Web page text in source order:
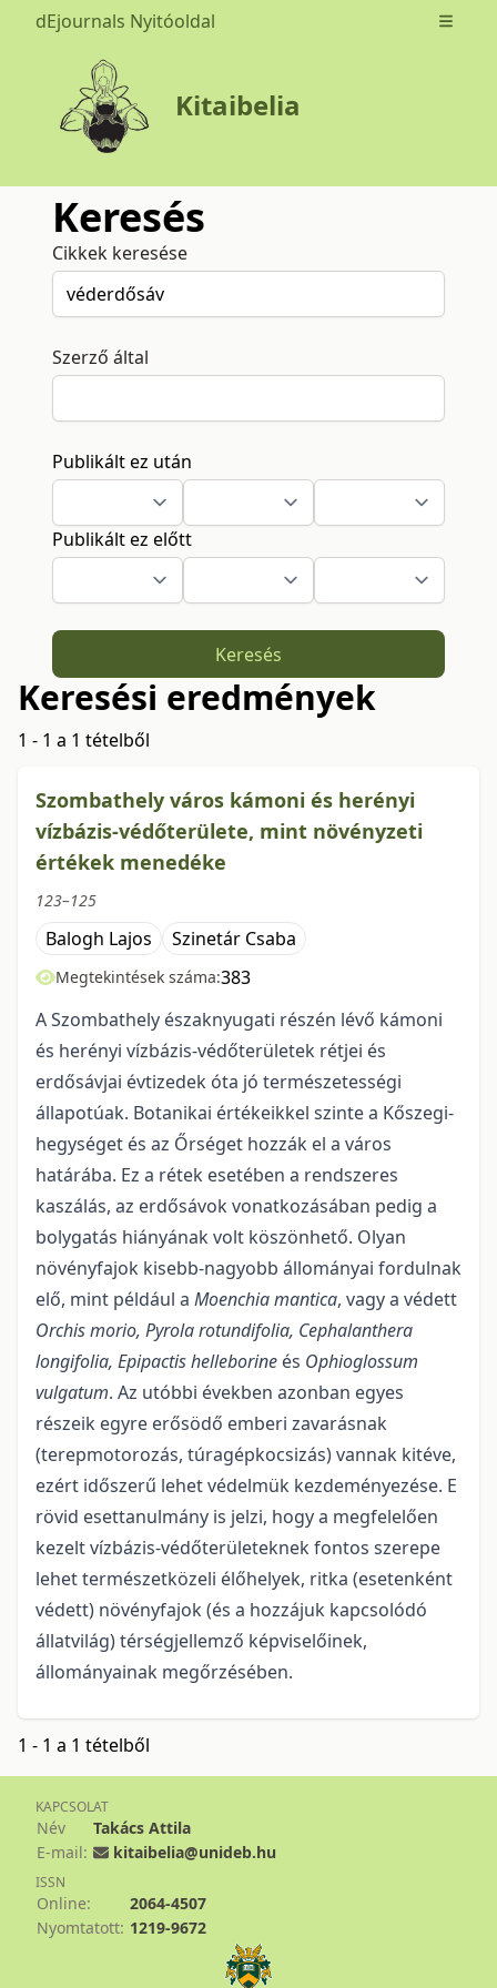
dEjournals Nyitóoldal Open
Kitaibelia
Keresés
Cikkek keresése
Szerző által
Publikált ez után
Publikált ez előtt
Keresés
Keresési eredmények
1 - 1 a 1 tételből
Szombathely város kámoni és herényi
vízbázis-védőterülete, mint növényzeti
értékek menedéke
123–125
Balogh Lajos Szinetár Csaba
Megtekintések száma:383
A Szombathely északnyugati részén lévő kámoni
és herényi vízbázis-védőterületek rétjei és
erdősávjai évtizedek óta jó természetességi
állapotúak. Botanikai értékeikkel szinte a Kőszegi-
hegységet és az Őrséget hozzák el a város
határába. Ez a rétek esetében a rendszeres
kaszálás, az erdősávok vonatkozásában pedig a
bolygatás hiányának volt köszönhető. Olyan
növényfajok kisebb-nagyobb állományai fordulnak
elő, mint például a Moenchia mantica, vagy a védett
Orchis morio, Pyrola rotundifolia, Cephalanthera
longifolia, Epipactis helleborine és Ophioglossum
vulgatum. Az utóbbi években azonban egyes
részeik egyre erősödő emberi zavarásnak
(terepmotorozás, túragépkocsizás) vannak kitéve,
ezért időszerű lehet védelmük kezdeményezése. E
rövid esettanulmány is jelzi, hogy a megfelelően
kezelt vízbázis-védőterületeknek fontos szerepe
lehet természetközeli élőhelyek, ritka (esetenként
védett) növényfajok (és a hozzájuk kapcsolódó
állatvilág) térségjellemző képviselőinek,
állományainak megőrzésében.
1 - 1 a 1 tételből
KAPCSOLAT
Név
Takács Attila
E-mail:
kitaibelia@unideb.hu
ISSN
Online:
2064-4507
Nyomtatott: 1219-9672